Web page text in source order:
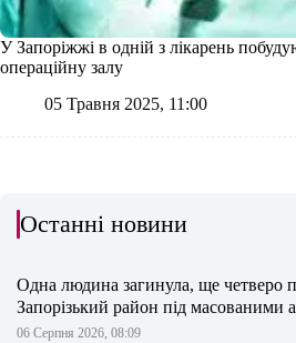
У Запоріжжі в одній з лікарень
операційну залу
05 Травня 2025, 11:00
Останні новини
Одна людина загинула, ще четверо
Запорізький район під масованими
06 Серпня 2026, 08:09